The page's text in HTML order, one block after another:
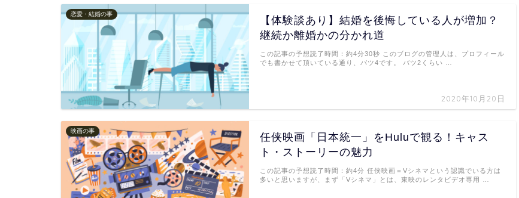
恋愛・結婚の事
【体験談あり】結婚を後悔している人が増加？
継続か離婚かの分かれ道
2020年10月20日
この記事の予想読了時間：約4分30秒 このブログの管理人は、プロフィール
でも書かせて頂いている通り、バツ4です。 バツ2くらい …
映画の事
任侠映画「日本統一」をHuluで観る！キャス
ト・ストーリーの魅力
この記事の予想読了時間：約4分 任侠映画＝Vシネマという認識でいる方は
多いと思いますが、まず「Vシネマ」とは、東映のレンタビデオ専用 …